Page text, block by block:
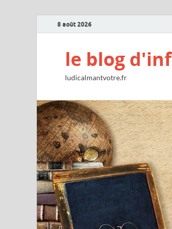
8 août 2026
le blog
ludicalmantvotre.fr